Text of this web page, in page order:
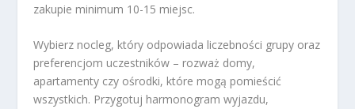
zakupie minimum 10-15 miejsc.
Wybierz nocleg, który odpowiada liczebności grupy oraz
preferencjom uczestników – rozważ domy,
apartamenty czy ośrodki, które mogą pomieścić
wszystkich. Przygotuj harmonogram wyjazdu,